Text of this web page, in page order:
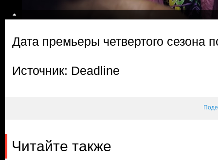
Дата премьеры четвертого сезона
Источник: Deadline
Читайте также